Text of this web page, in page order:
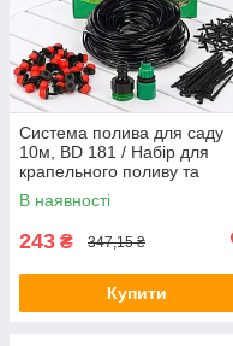
Система полива для саду
10м, BD 181 / Набір для
крапельного поливу та
охолодження / Насадка для
поливу
В наявності
243 ₴ 347,15 ₴
Купити